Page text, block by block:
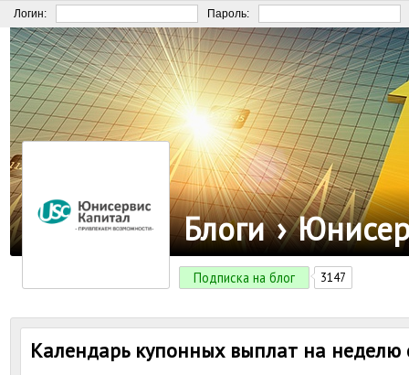
Логин: Пароль:
Блоги ›
Подписка на блог 3147
Календарь купонных выплат на неделю